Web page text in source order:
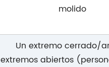
molido
Un extremo cerrado/
extremos abiertos